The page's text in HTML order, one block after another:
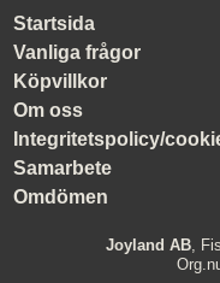
Startsida
Vanliga frågor
Köpvillkor
Om oss
Integritetspolicy/
Samarbete
Omdömen
Joyland AB,